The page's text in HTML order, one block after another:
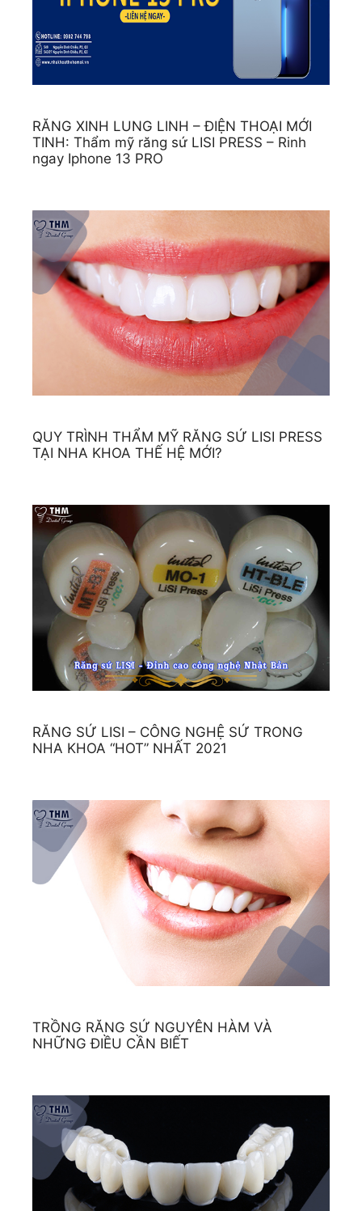
RĂNG XINH LUNG LINH – ĐIỆN THOẠI MỚI
TINH: Thẩm mỹ răng sứ LISI PRESS – Rinh
ngay Iphone 13 PRO
QUY TRÌNH THẨM MỸ RĂNG SỨ LISI PRESS
TẠI NHA KHOA THẾ HỆ MỚI?
RĂNG SỨ LISI – CÔNG NGHỆ SỨ TRONG
NHA KHOA “HOT” NHẤT 2021
TRỒNG RĂNG SỨ NGUYÊN HÀM VÀ
NHỮNG ĐIỀU CẦN BIẾT